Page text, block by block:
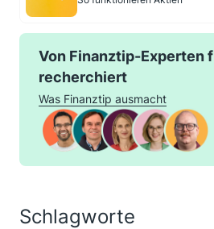
Von Finanztip-Experten
recherchiert
Was Finanztip ausmacht
Schlagworte